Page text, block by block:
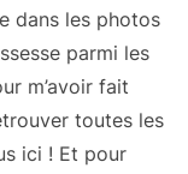
dans les photos
parmi les
m’avoir fait
toutes les
ici ! Et pour